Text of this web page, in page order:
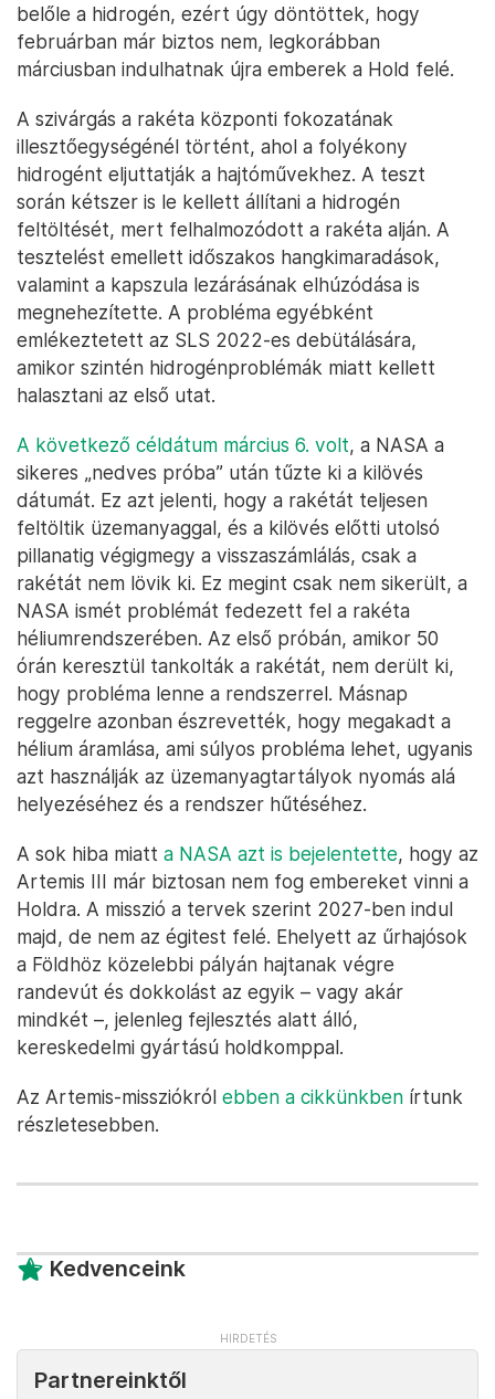
belőle a hidrogén, ezért úgy döntöttek, hogy
februárban már biztos nem, legkorábban
márciusban indulhatnak újra emberek a Hold felé.
A szivárgás a rakéta központi fokozatának
illesztőegységénél történt, ahol a folyékony
hidrogént eljuttatják a hajtóművekhez. A teszt
során kétszer is le kellett állítani a hidrogén
feltöltését, mert felhalmozódott a rakéta alján. A
tesztelést emellett időszakos hangkimaradások,
valamint a kapszula lezárásának elhúzódása is
megnehezítette. A probléma egyébként
emlékeztetett az SLS 2022-es debütálására,
amikor szintén hidrogénproblémák miatt kellett
halasztani az első utat.
A következő céldátum március 6. volt, a NASA a
sikeres „nedves próba” után tűzte ki a kilövés
dátumát. Ez azt jelenti, hogy a rakétát teljesen
feltöltik üzemanyaggal, és a kilövés előtti utolsó
pillanatig végigmegy a visszaszámlálás, csak a
rakétát nem lövik ki. Ez megint csak nem sikerült, a
NASA ismét problémát fedezett fel a rakéta
héliumrendszerében. Az első próbán, amikor 50
órán keresztül tankolták a rakétát, nem derült ki,
hogy probléma lenne a rendszerrel. Másnap
reggelre azonban észrevették, hogy megakadt a
hélium áramlása, ami súlyos probléma lehet, ugyanis
azt használják az üzemanyagtartályok nyomás alá
helyezéséhez és a rendszer hűtéséhez.
A sok hiba miatt a NASA azt is bejelentette, hogy az
Artemis III már biztosan nem fog embereket vinni a
Holdra. A misszió a tervek szerint 2027-ben indul
majd, de nem az égitest felé. Ehelyett az űrhajósok
a Földhöz közelebbi pályán hajtanak végre
randevút és dokkolást az egyik – vagy akár
mindkét –, jelenleg fejlesztés alatt álló,
kereskedelmi gyártású holdkomppal.
Az Artemis-missziókról ebben a cikkünkben írtunk
részletesebben.
Kedvenceink
Partnereinktől